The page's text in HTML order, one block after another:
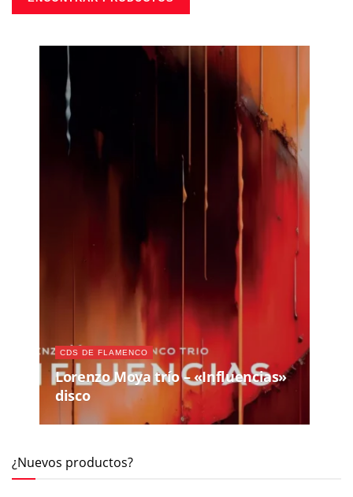
CDS DE FLAMENCO
Lorenzo Moya trío – «Influencias»
disco
¿Nuevos productos?